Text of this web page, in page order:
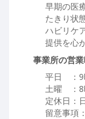
早期の医
たきり状
ハビリケ
提供を心
事業所の営
平日 ：9
土曜 ：8
定休日：
留意事項